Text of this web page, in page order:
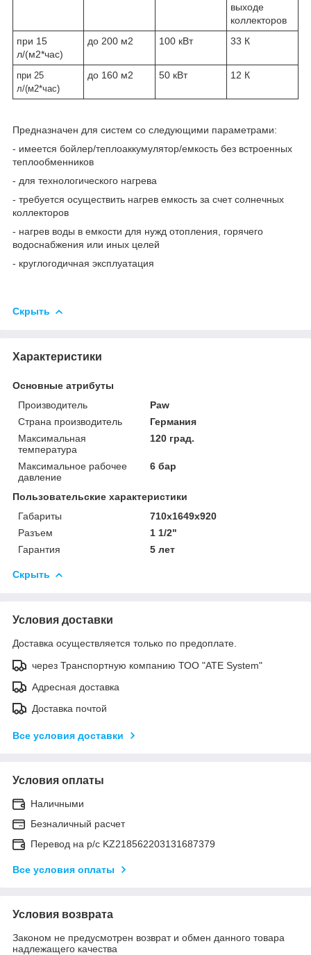
выходе
коллекторов
при 15
л/(м2*час)
до 200 м2 100 кВт 33 К
при 25
л/(м2*час)
до 160 м2 50 кВт 12 К
Предназначен для систем со следующими параметрами:
- имеется бойлер/теплоаккумулятор/емкость без встроенных
теплообменников
- для технологического нагрева
- требуется осуществить нагрев емкость за счет солнечных
коллекторов
- нагрев воды в емкости для нужд отопления, горячего
водоснабжения или иных целей
- круглогодичная эксплуатация
Скрыть
Характеристики
Основные атрибуты
Производитель
Paw
Страна производитель
Германия
Максимальная
температура
120 град.
Максимальное рабочее
давление
6 бар
Пользовательские характеристики
Габариты
710х1649х920
Разъем
1 1/2"
Гарантия
5 лет
Скрыть
Условия доставки
Доставка осуществляется только по предоплате.
через Транспортную компанию ТОО "ATE System"
Адресная доставка
Доставка почтой
Все условия доставки
Условия оплаты
Наличными
Безналичный расчет
Перевод на р/с KZ218562203131687379
Все условия оплаты
Условия возврата
Законом не предусмотрен возврат и обмен данного товара
надлежащего качества